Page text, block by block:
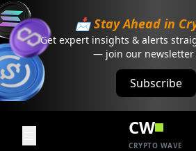
📩 Stay Ahead in
Get expert insights & alerts
— join our newsletter
Subscribe
CW
CRYPTO WAVE